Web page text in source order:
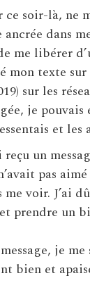
soir-là, ne
ancrée dans
me libérer
mon texte
sur les
je
et les
un
pas
voir. J’ai
prendre un
je
bien et